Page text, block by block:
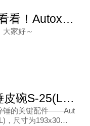
求懂行的朋友帮忙看看！Autox液压破碎锤皮碗UB-5能用不？
家好～
【Autox液压破碎锤皮碗S-25(L)】工程机械配件界的“得力助手”
锤的关键配件——Aut
，尺寸为193x30。